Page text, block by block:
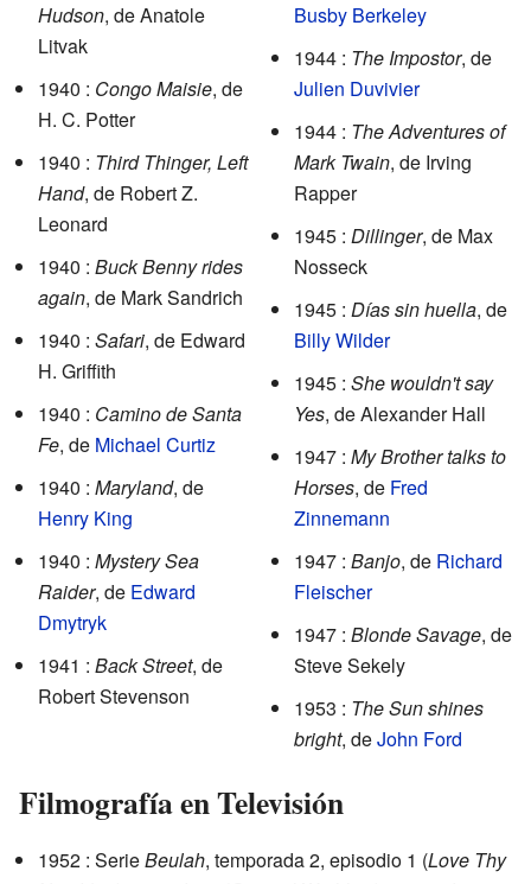
Hudson, de Anatole
Litvak
1940 : Congo Maisie, de
H. C. Potter
1940 : Third Thinger, Left
Hand, de Robert Z.
Leonard
1940 : Buck Benny rides
again, de Mark Sandrich
1940 : Safari, de Edward
H. Griffith
1940 : Camino de Santa
Fe, de Michael Curtiz
1940 : Maryland, de
Henry King
1940 : Mystery Sea
Raider, de Edward
Dmytryk
1941 : Back Street, de
Robert Stevenson
Busby Berkeley
1944 : The Impostor, de
Julien Duvivier
1944 : The Adventures of
Mark Twain, de Irving
Rapper
1945 : Dillinger, de Max
Nosseck
1945 : Días sin huella, de
Billy Wilder
1945 : She wouldn't say
Yes, de Alexander Hall
1947 : My Brother talks to
Horses, de Fred
Zinnemann
1947 : Banjo, de Richard
Fleischer
1947 : Blonde Savage, de
Steve Sekely
1953 : The Sun shines
bright, deJohn Ford
Filmografía en Televisión
1952 : SerieBeulah, temporada 2, episodio 1 (Love Thy